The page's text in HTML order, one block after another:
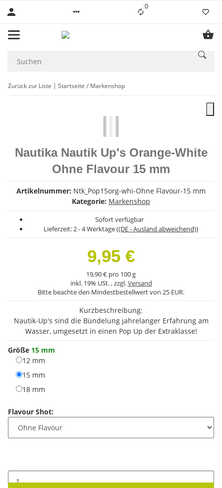
0Liste ist leer
Zurück zur Liste Startseite Markenshop
Nautika Nautik Up's Orange-White
Ohne Flavour 15 mm
Artikelnummer: Ntk_Pop15org-whi-Ohne Flavour-15 mm
Kategorie: Markenshop
Sofort verfügbar
Lieferzeit:2 - 4 Werktage((DE - Ausland abweichend))
9,95 €
19,90 € pro 100 g
inkl. 19% USt. , zzgl.Versand
Bitte beachte den Mindestbestellwert von 25 EUR.
Kurzbeschreibung:
Nautik-Up's sind die Bündelung jahrelanger Erfahrung am
Wasser, umgesetzt in einen Pop Up der Extraklasse!
Größe 15 mm
12 mm
15 mm
18 mm
Flavour Shot: